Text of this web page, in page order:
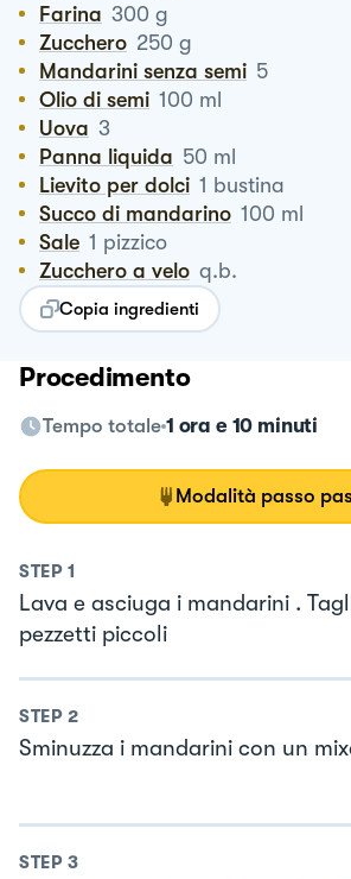
Farina 300 g
Zucchero 250 g
Mandarini senza semi 5
Olio di semi 100 ml
Uova 3
Panna liquida 50 ml
Lievito per dolci 1 bustina
Succo di mandarino 100 ml
Sale 1 pizzico
Zucchero a velo q.b.
Copia ingredienti
Procedimento
Tempo totale 1 ora e 10 minuti
Modalità passo
STEP 1
Lava e asciuga i mandarini .
pezzetti piccoli
STEP 2
Sminuzza i mandarini con un
STEP 3